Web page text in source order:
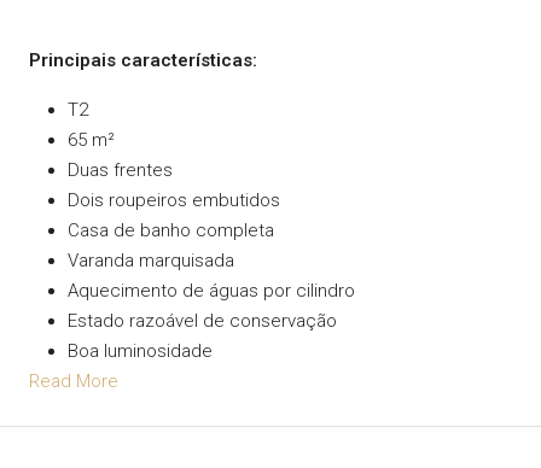
Principais características:
T2
65 m²
Duas frentes
Dois roupeiros embutidos
Casa de banho completa
Varanda marquisada
Aquecimento de águas por cilindro
Estado razoável de conservação
Boa luminosidade
Read More